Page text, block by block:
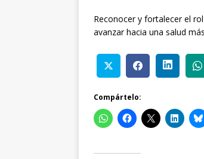
Reconocer y fortalecer el
avanzar hacia una salud
Compártelo: